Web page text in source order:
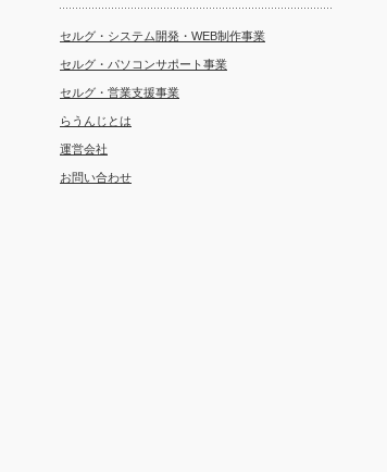
セルグ・システム開発・WEB制作事業
セルグ・パソコンサポート事業
セルグ・営業支援事業
らうんじとは
運営会社
お問い合わせ